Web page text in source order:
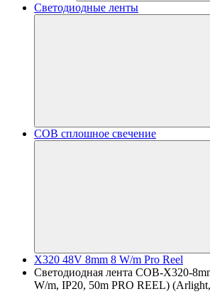
Светодиодные ленты
COB сплошное свечение
X320 48V 8mm 8 W/m Pro Reel
Светодиодная лента COB-X320-
W/m, IP20, 50m PRO REEL)